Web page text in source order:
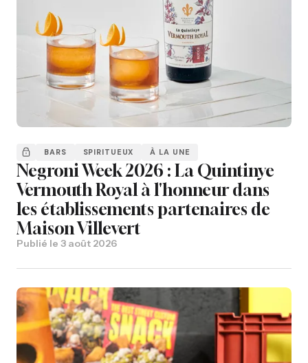
BARS SPIRITUEUX À LA UNE
Negroni Week 2026 : La Quintinye
Vermouth Royal à l'honneur dans
les établissements partenaires de
Maison Villevert
Publié le 3 août 2026